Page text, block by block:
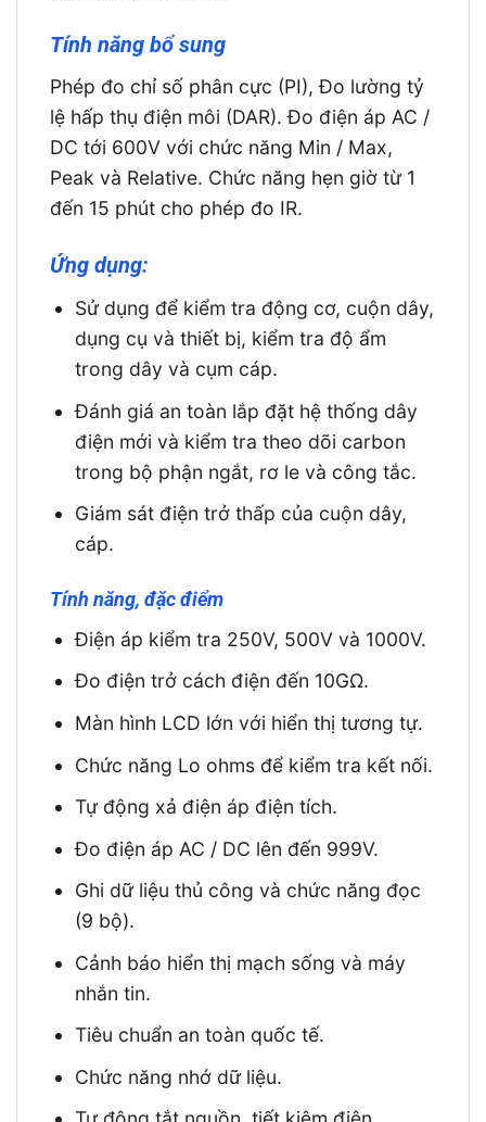
Tính năng bổ sung
Phép đo chỉ số phân cực (PI), Đo lường tỷ
lệ hấp thụ điện môi (DAR). Đo điện áp AC /
DC tới 600V với chức năng Min / Max,
Peak và Relative. Chức năng hẹn giờ từ 1
đến 15 phút cho phép đo IR.
Ứng dụng:
Sử dụng để kiểm tra động cơ, cuộn dây,
dụng cụ và thiết bị, kiểm tra độ ẩm
trong dây và cụm cáp.
Đánh giá an toàn lắp đặt hệ thống dây
điện mới và kiểm tra theo dõi carbon
trong bộ phận ngắt, rơ le và công tắc.
Giám sát điện trở thấp của cuộn dây,
cáp.
Tính năng, đặc điểm
Điện áp kiểm tra 250V, 500V và 1000V.
Đo điện trở cách điện đến 10GΩ.
Màn hình LCD lớn với hiển thị tương tự.
Chức năng Lo ohms để kiểm tra kết nối.
Tự động xả điện áp điện tích.
Đo điện áp AC / DC lên đến 999V.
Ghi dữ liệu thủ công và chức năng đọc
(9 bộ).
Cảnh báo hiển thị mạch sống và máy
nhắn tin.
Tiêu chuẩn an toàn quốc tế.
Chức năng nhớ dữ liệu.